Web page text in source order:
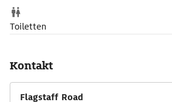
Toiletten
Kontakt
Flagstaff Road